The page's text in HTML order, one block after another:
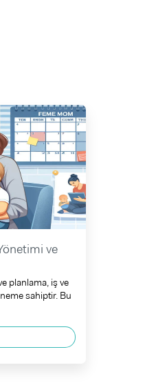
ve
planlama, iş ve
sahiptir. Bu